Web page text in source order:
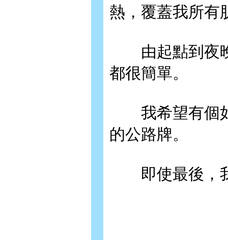
熱，覆蓋我所有
由起點到夜晚
都很簡單。
我希望有個如
的公路牌。
即使最後，我